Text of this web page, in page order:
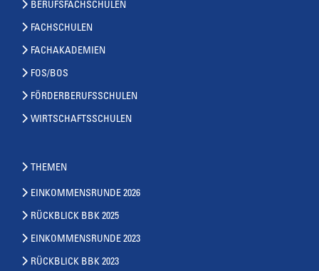
BERUFSFACHSCHULEN
FACHSCHULEN
FACHAKADEMIEN
FOS/BOS
FÖRDERBERUFSSCHULEN
WIRTSCHAFTSSCHULEN
THEMEN
EINKOMMENSRUNDE 2026
RÜCKBLICK BBK 2025
EINKOMMENSRUNDE 2023
RÜCKBLICK BBK 2023